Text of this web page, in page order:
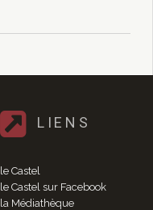
LIENS
le Castel
le Castel sur Facebook
la Médiathèque